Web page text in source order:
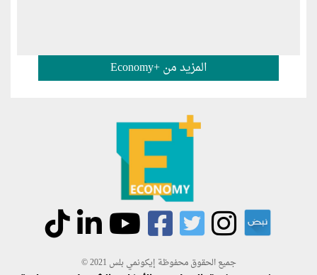
المزيد من +Economy
جميع الحقوق محفوظة إيكونمي بلس 2021 ©